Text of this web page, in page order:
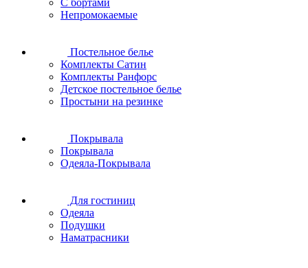
С бортами
Непромокаемые
Постельное белье
Комплекты Сатин
Комплекты Ранфорс
Детское постельное белье
Простыни на резинке
Покрывала
Покрывала
Одеяла-Покрывала
Для гостиниц
Одеяла
Подушки
Наматрасники